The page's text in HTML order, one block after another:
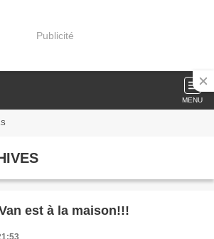
Publicité
MENU
est à la maison!!!